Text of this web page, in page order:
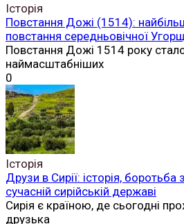
Історія
Повстання Дожі (1514):
повстання середньовічної
Повстання Дожі 1514 року
наймасштабніших
0
Історія
Друзи в Сирії: історія,
сучасній сирійській державі
Сирія є країною, де сьогодні
друзька